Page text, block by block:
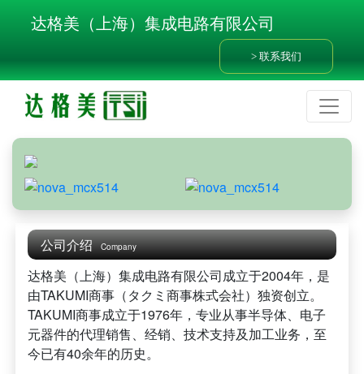
达格美（上海）集成电路有限公司
联系我们
公司介绍 Company
达格美（上海）集成电路有限公司成立于2004年，是
由TAKUMI商事（タクミ商事株式会社）独资创立。
TAKUMI商事成立于1976年，专业从事半导体、电子
元器件的代理销售、经销、技术支持及加工业务，至
今已有40余年的历史。